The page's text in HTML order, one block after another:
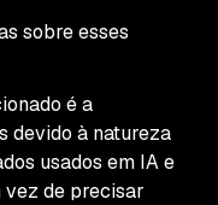
sobre esses
é a
devido à natureza
usados em IA e
vez de precisar